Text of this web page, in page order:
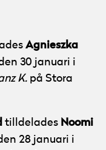
Agnieszka
30 januari i
K. på Stora
tilldelades Noomi
28 januari i